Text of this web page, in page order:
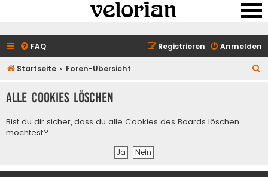
FAQ Anmelden
Registrieren
Startseite Foren-Übersicht
h
Alle Cookies löschen
Bist du dir sicher, dass du alle Cookies des Boards löschen
möchtest?